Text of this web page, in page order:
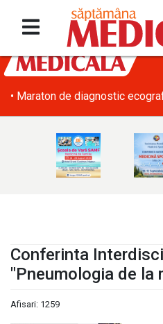
• Maraton de diagnostic
Conferinta
"Pneumologia de la
Afisari: 1259